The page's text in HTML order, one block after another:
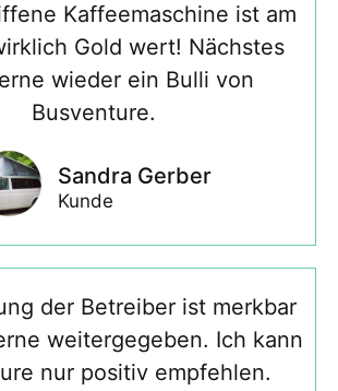
Kaffeemaschine ist am
Gold wert! Nächstes
wieder ein Bulli von
Busventure.
Sandra Gerber
Kunde
der Betreiber ist merkbar
weitergegeben. Ich kann
nur positiv empfehlen.